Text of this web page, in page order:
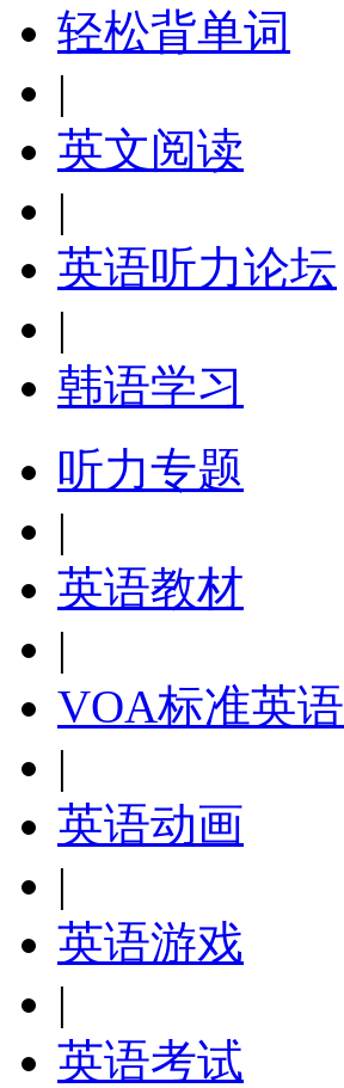
轻松背单词
|
英文阅读
|
英语听力论坛
|
韩语学习
听力专题
|
英语教材
|
VOA标准英语
|
英语动画
|
英语游戏
|
英语考试